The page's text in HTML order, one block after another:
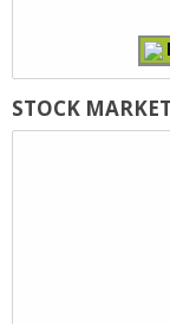
STOCK